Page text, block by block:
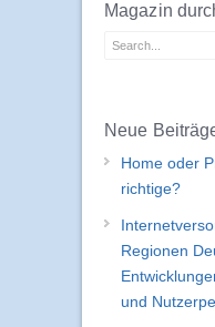
Magazin
Neue
Home oder
richtige?
Regionen
und